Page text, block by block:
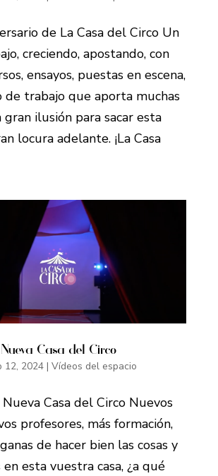
de La Casa del Circo Un
creciendo, apostando, con
ensayos, puestas en escena,
de trabajo que aporta muchas
gran ilusión para sacar esta
locura adelante. ¡La Casa
Casa del Circo
12, 2024| Vídeos del espacio
Casa del Circo Nuevos
profesores, más formación,
de hacer bien las cosas y
esta vuestra casa, ¿a qué